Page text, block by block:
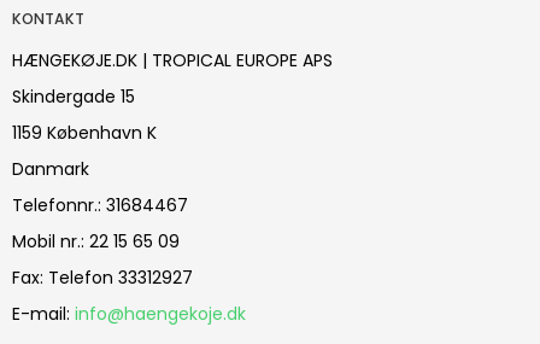
KONTAKT
HÆNGEKØJE.DK | TROPICAL EUROPE APS
Skindergade 15
1159 København K
Danmark
Telefonnr.: 31684467
Mobil nr.: 22 15 65 09
Fax: Telefon 33312927
E-mail: info@haengekoje.dk